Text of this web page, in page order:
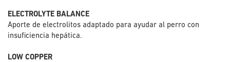
ELECTROLYTE BALANCE
Aporte de electrolitos adaptado para ayudar al perro con
insuficiencia hepática.
LOW COPPER